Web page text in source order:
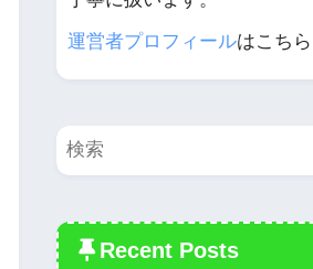
運営者プロフィールはこちら
Recent Posts